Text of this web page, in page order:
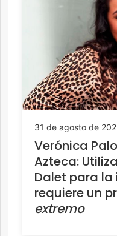
31 de agosto de
Verónica
Azteca:
Dalet para
requiere un
extremo